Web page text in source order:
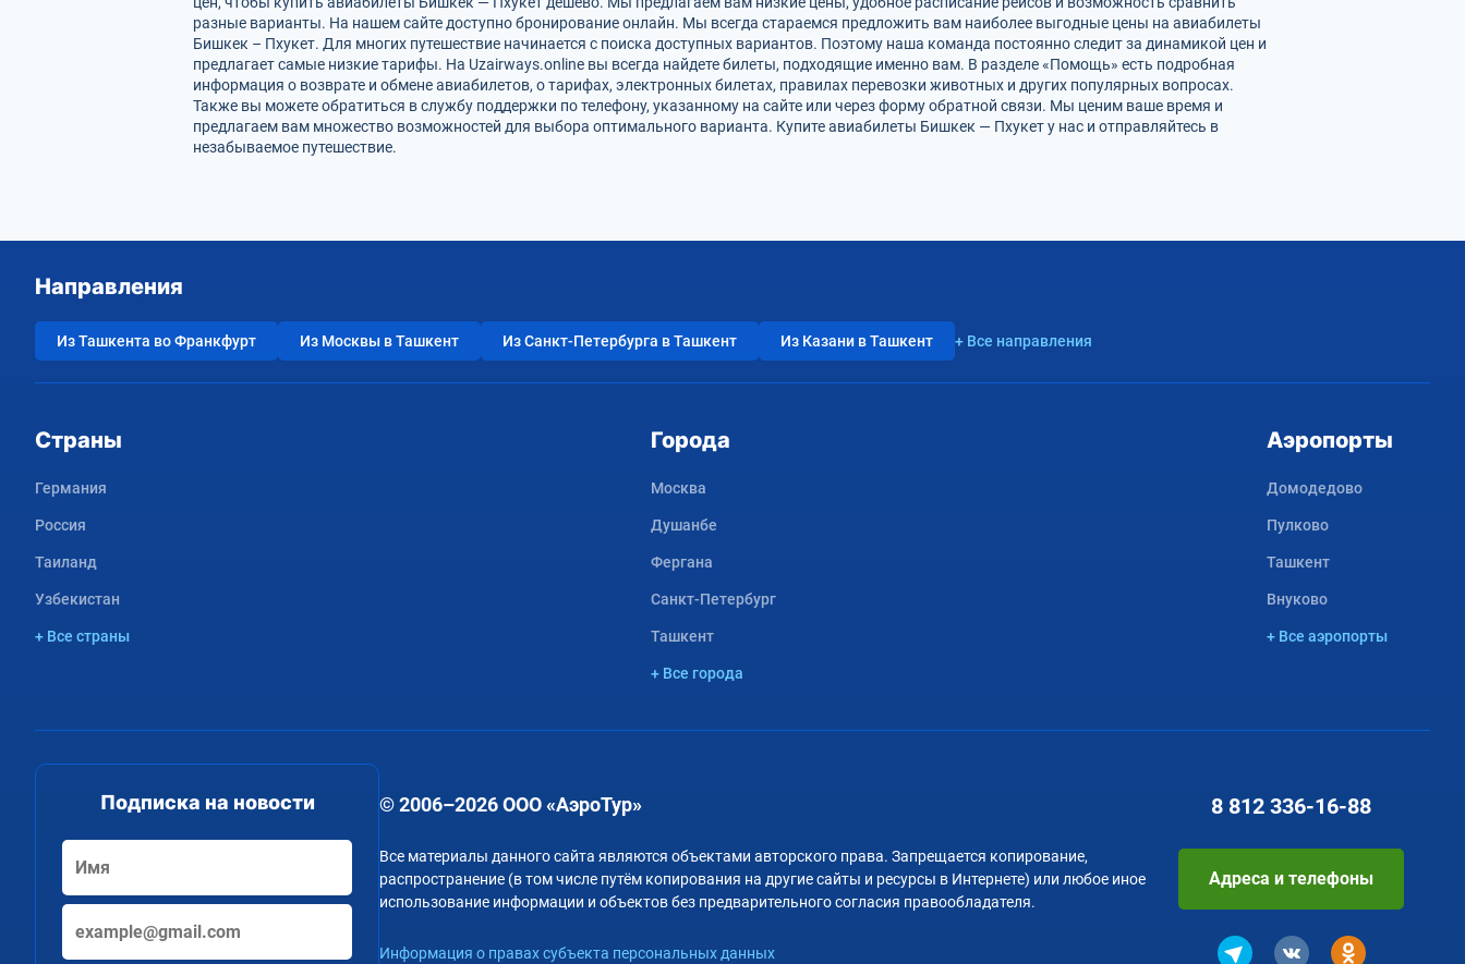
разные варианты. На нашем сайте доступно бронирование онлайн. Мы всегда стараемся предложить вам наиболее выгодные цены на авиабилеты
Бишкек – Пхукет. Для многих путешествие начинается с поиска доступных вариантов. Поэтому наша команда постоянно следит за динамикой цен и
предлагает самые низкие тарифы. На Uzairways.online вы всегда найдете билеты, подходящие именно вам. В разделе «Помощь» есть подробная
информация о возврате и обмене авиабилетов, о тарифах, электронных билетах, правилах перевозки животных и других популярных вопросах.
Также вы можете обратиться в службу поддержки по телефону, указанному на сайте или через форму обратной связи. Мы ценим ваше время и
предлагаем вам множество возможностей для выбора оптимального варианта. Купите авиабилеты Бишкек — Пхукет у нас и отправляйтесь в
незабываемое путешествие.
Направления
Из Ташкента во Франкфурт Из Москвы в Ташкент Из Санкт-Петербурга в Ташкент Из Казани в Ташкент + Все направления
Страны
Германия
Россия
Таиланд
Узбекистан
+ Все страны
Города
Москва
Душанбе
Фергана
Санкт-Петербург
Ташкент
+ Все города
Аэропорты
Домодедово
Пулково
Ташкент
Внуково
+ Все аэропорты
Подписка на новости © 2006–2026 ООО «АэроТур»
Все материалы данного сайта являются объектами авторского права. Запрещается копирование,
распространение (в том числе путём копирования на другие сайты и ресурсы в Интернете) или любое иное
использование информации и объектов без предварительного согласия правообладателя.
Информация о правах субъекта персональных данных
8 812 336-16-88
Адреса и телефоны